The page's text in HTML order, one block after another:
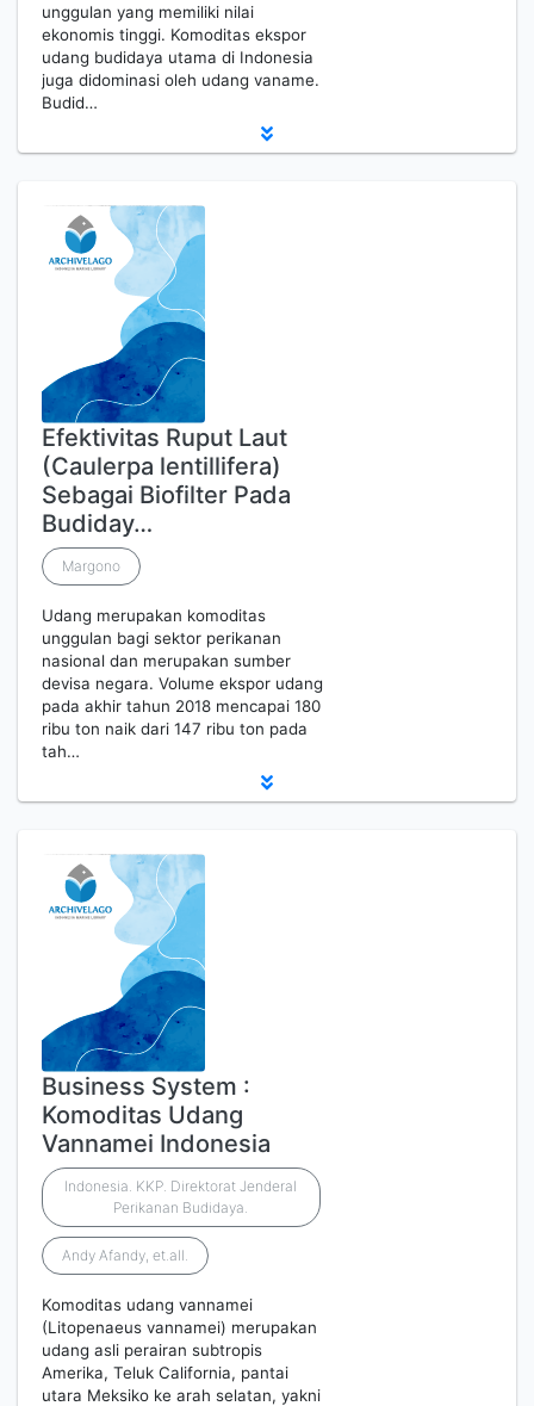
unggulan yang memiliki nilai
ekonomis tinggi. Komoditas ekspor
udang budidaya utama di Indonesia
juga didominasi oleh udang vaname.
Budid…
Efektivitas Ruput Laut
(Caulerpa lentillifera)
Sebagai Biofilter Pada
Budiday…
Margono
Udang merupakan komoditas
unggulan bagi sektor perikanan
nasional dan merupakan sumber
devisa negara. Volume ekspor udang
pada akhir tahun 2018 mencapai 180
ribu ton naik dari 147 ribu ton pada
tah…
Business System :
Komoditas Udang
Vannamei Indonesia
Indonesia. KKP. Direktorat Jenderal
Perikanan Budidaya.
Andy Afandy, et.all.
Komoditas udang vannamei
(Litopenaeus vannamei) merupakan
udang asli perairan subtropis
Amerika, Teluk California, pantai
utara Meksiko ke arah selatan, yakni